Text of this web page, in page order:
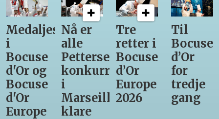
Medaljestatistikk
i
Bocuse
d'Or og
Bocuse
d'Or
Europe
Nå er
alle
Pettersens
konkurrenter
i
Marseille
klare
Tre
retter i
Bocuse
d’Or
Europe
2026
Til
Bocuse
d’Or
for
tredje
gang